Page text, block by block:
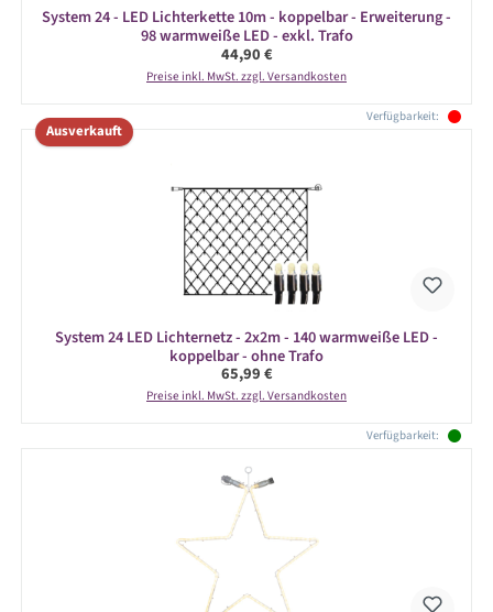
System 24 - LED Lichterkette 10m - koppelbar - Erweiterung -
98 warmweiße LED - exkl. Trafo
Regulärer Preis:
44,90 €
Preise inkl. MwSt. zzgl. Versandkosten
Verfügbarkeit:
Ausverkauft
System 24 LED Lichternetz - 2x2m - 140 warmweiße LED -
koppelbar - ohne Trafo
Regulärer Preis:
65,99 €
Preise inkl. MwSt. zzgl. Versandkosten
Verfügbarkeit: